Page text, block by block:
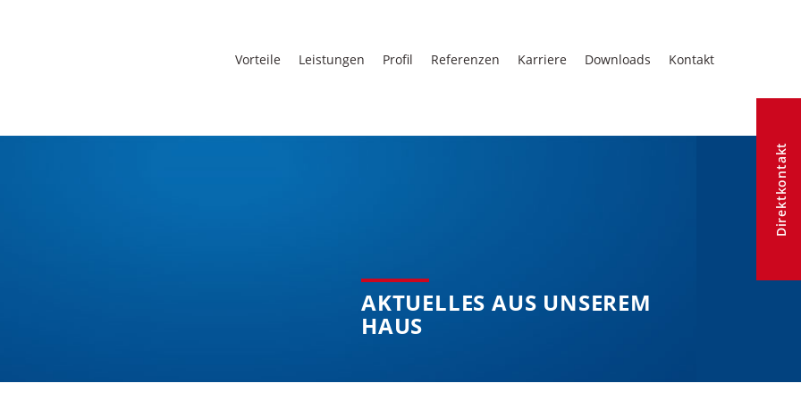
Direktkontakt
Vorteile Leistungen Profil Referenzen Karriere Downloads Kontakt
AKTUELLES AUS UNSEREM
HAUS